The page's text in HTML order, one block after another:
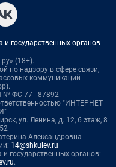
государственных органов
(18+).
по надзору в сфере связи,
коммуникаций
№ ФС 77 - 87892
"ИНТЕРНЕТ
ул. Ленина, д. 12, 6 этаж, 8
Александровна
14@shkulev.ru
государственных органов:
.